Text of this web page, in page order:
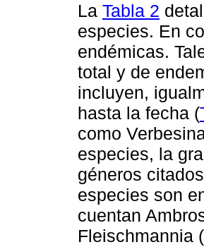
La Tabla 2
especies. En
endémicas.
total y de
incluyen,
hasta la fecha (
como
especies, la
géneros
especies son
cuentan
Fleischmannia